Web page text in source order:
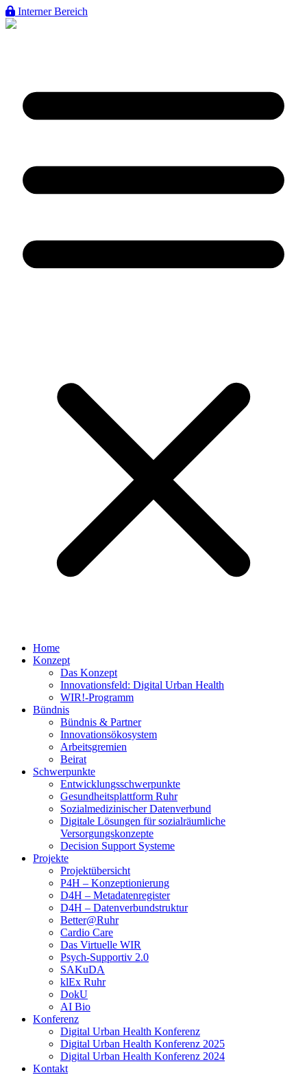
Interner Bereich
Home
Konzept
Das Konzept
Innovationsfeld: Digital Urban Health
WIR!-Programm
Bündnis
Bündnis & Partner
Innovationsökosystem
Arbeitsgremien
Beirat
Schwerpunkte
Entwicklungsschwerpunkte
Gesundheitsplattform Ruhr
Sozialmedizinischer Datenverbund
Digitale Lösungen für sozialräumliche
Versorgungskonzepte
Decision Support Systeme
Projekte
Projektübersicht
P4H – Konzeptionierung
D4H – Metadatenregister
D4H – Datenverbundstruktur
Better@Ruhr
Cardio Care
Das Virtuelle WIR
Psych-Supportiv 2.0
SAKuDA
klEx Ruhr
DokU
AI Bio
Konferenz
Digital Urban Health Konferenz
Digital Urban Health Konferenz 2025
Digital Urban Health Konferenz 2024
Kontakt